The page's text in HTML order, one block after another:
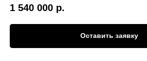
1 540 000 р.
Оставить заявку